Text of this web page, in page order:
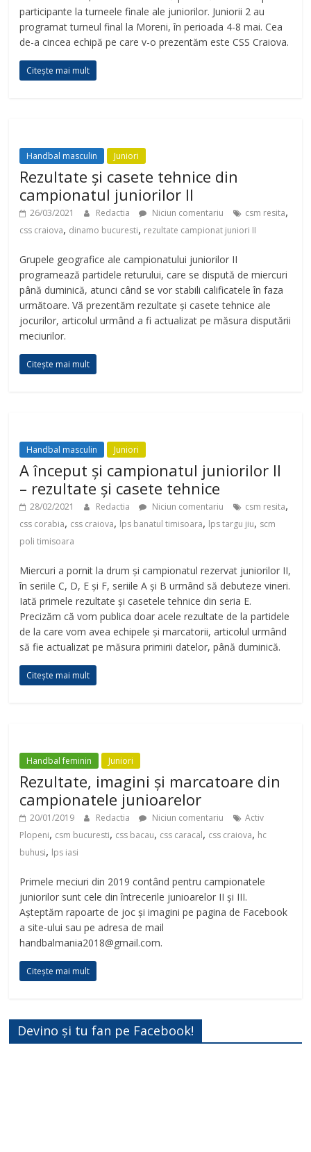
participante la turneele finale ale juniorilor. Juniorii 2 au
programat turneul final la Moreni, în perioada 4-8 mai. Cea
de-a cincea echipă pe care v-o prezentăm este CSS Craiova.
Citește mai mult
Handbal masculin Juniori
Rezultate și casete tehnice din
campionatul juniorilor II
26/03/2021 Redactia Niciun comentariu csm resita,
css craiova, dinamo bucuresti, rezultate campionat juniori II
Grupele geografice ale campionatului juniorilor II
programează partidele returului, care se dispută de miercuri
până duminică, atunci când se vor stabili calificatele în faza
următoare. Vă prezentăm rezultate și casete tehnice ale
jocurilor, articolul urmând a fi actualizat pe măsura disputării
meciurilor.
Citește mai mult
Handbal masculin Juniori
A început și campionatul juniorilor II
– rezultate și casete tehnice
28/02/2021 Redactia Niciun comentariu csm resita,
css corabia, css craiova, lps banatul timisoara, lps targu jiu, scm
poli timisoara
Miercuri a pornit la drum și campionatul rezervat juniorilor II,
în seriile C, D, E și F, seriile A și B urmând să debuteze vineri.
Iată primele rezultate și casetele tehnice din seria E.
Precizăm că vom publica doar acele rezultate de la partidele
de la care vom avea echipele și marcatorii, articolul urmând
să fie actualizat pe măsura primirii datelor, până duminică.
Citește mai mult
Handbal feminin Juniori
Rezultate, imagini și marcatoare din
campionatele junioarelor
20/01/2019 Redactia Niciun comentariu
Activ
Plopeni, csm bucuresti, css bacau, css caracal, css craiova, hc
buhusi, lps iasi
Primele meciuri din 2019 contând pentru campionatele
juniorilor sunt cele din întrecerile junioarelor II și III.
Așteptăm rapoarte de joc și imagini pe pagina de Facebook
a site-ului sau pe adresa de mail
handbalmania2018@gmail.com.
Citește mai mult
Devino și tu fan pe Facebook!